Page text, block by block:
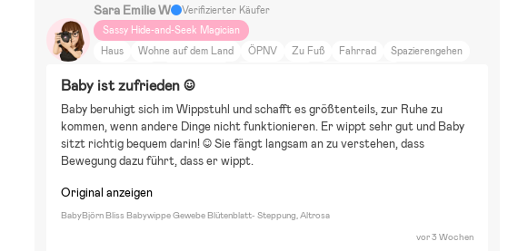
Sara Emilie W
Verifizierter Käufer
Sassy Hide-and-Seek Magician
Haus
Wohne auf dem Land ÖPNV Zu Fuß Fahrrad
Spazierengehen
Zuhause und Garten
Emmaljunga Sento Pro Ergo+ Outdoor (2026)
Baby ist zufrieden :)
Baby beruhigt sich im Wippstuhl und schafft es größtenteils, zur Ruhe zu
kommen, wenn andere Dinge nicht funktionieren. Er wippt sehr gut und Baby
sitzt richtig bequem darin! ☺️ Sie fängt langsam an zu verstehen, dass
Bewegung dazu führt, dass er wippt.
Original anzeigen
BabyBjörn Bliss Babywippe Gewebe Blütenblatt- Steppung, Altrosa
vor 3 Wochen